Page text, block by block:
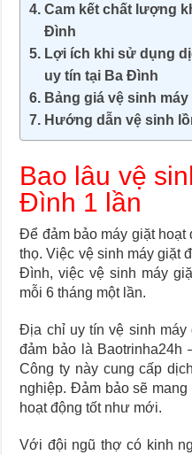
Cam kết chất lượng
Đình
Lợi ích khi sử dụng
uy tín tại Ba Đình
Bảng giá vệ sinh
Hướng dẫn vệ sinh
Bao lâu vệ
Đình 1 lần
Để đảm bảo máy giặt hoạt
thọ. Việc vệ sinh máy giặt
Đình, việc vệ sinh máy
mỗi 6 tháng một lần.
Địa chỉ uy tín vệ sinh
đảm bảo là Baotrinha24h
Công ty này cung cấp
nghiệp. Đảm bảo sẽ
hoạt động tốt như mới.
Với đội ngũ thợ có kinh